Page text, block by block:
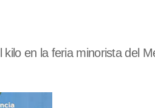
en la feria minorista del